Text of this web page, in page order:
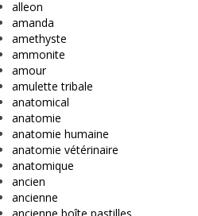
alleon
amanda
amethyste
ammonite
amour
amulette tribale
anatomical
anatomie
anatomie humaine
anatomie vétérinaire
anatomique
ancien
ancienne
ancienne boîte pastilles